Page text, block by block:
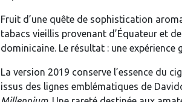
Fruit d’une quête de sophistication
tabacs vieillis provenant d’Équateur et
dominicaine. Le résultat : une
La version 2019 conserve l’essence du
issus des lignes emblématiques de